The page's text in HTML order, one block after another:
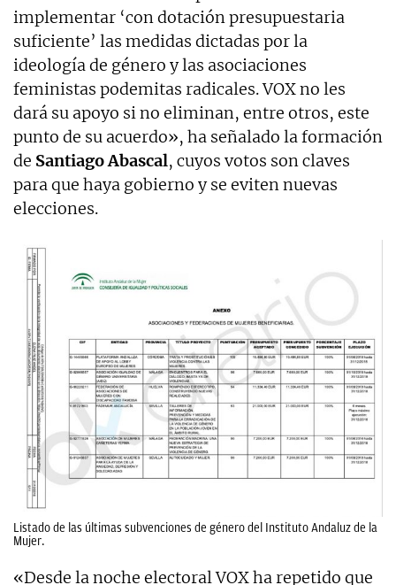
implementar ‘con dotación presupuestaria
suficiente’ las medidas dictadas por la
ideología de género y las asociaciones
feministas podemitas radicales. VOX no les
dará su apoyo si no eliminan, entre otros, este
punto de su acuerdo», ha señalado la formación
de Santiago Abascal, cuyos votos son claves
para que haya gobierno y se eviten nuevas
elecciones.
Listado de las últimas subvenciones de género del Instituto Andaluz de la
Mujer.
«Desde la noche electoral VOX ha repetido que